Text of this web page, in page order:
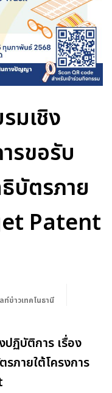
มเชิง
รขอรับ
บัตรภาย
Patent
ลท์ข่าวเทคโนธานี
ปฏิบัติการ เรื่อง
ภายใต้โครงการ